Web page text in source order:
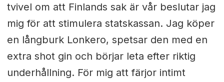
tvivel om att Finlands sak är vår beslutar jag
mig för att stimulera statskassan. Jag köper
en långburk Lonkero, spetsar den med en
extra shot gin och börjar leta efter riktig
underhållning. För mig att färjor intimt